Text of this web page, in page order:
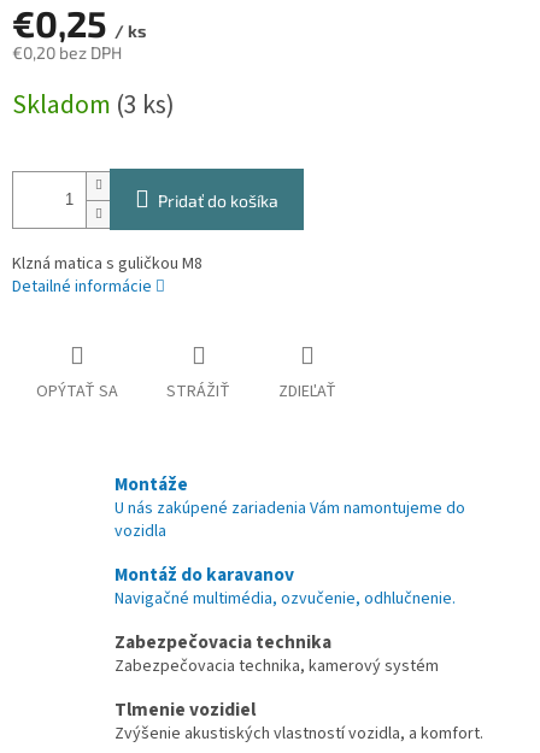
€0,25 / ks
€0,20 bez DPH
cena:
Skladom (3 ks)
Pridať do košíka
Klzná matica s guličkou M8
Detailné informácie
OPÝTAŤ SA STRÁŽIŤ ZDIEĽAŤ
Montáže
U nás zakúpené zariadenia Vám namontujeme do
vozidla
Montáž do karavanov
Navigačné multimédia, ozvučenie, odhlučnenie.
Zabezpečovacia technika
Zabezpečovacia technika, kamerový systém
Tlmenie vozidiel
Zvýšenie akustiských vlastností vozidla, a komfort.